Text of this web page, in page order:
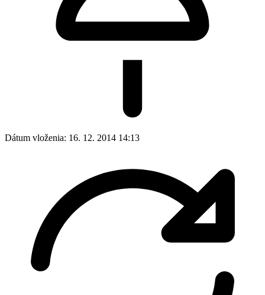
Dátum vloženia: 16. 12. 2014 14:13